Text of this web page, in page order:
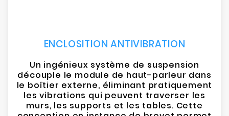
ENCLOSITION ANTIVIBRATION
Un ingénieux système de suspension
découple le module de haut-parleur dans
le boîtier externe, éliminant pratiquement
les vibrations qui peuvent traverser les
murs, les supports et les tables. Cette